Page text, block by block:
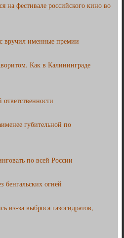
на фестивале российского кино во
вручил именные премии
Как в Калининграде
губительной по
по всей России
бенгальских огней
из-за выброса газогидратов,